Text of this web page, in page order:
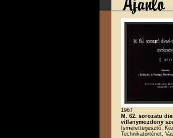
1967
M. 62. sorozatu
villanymozdony
Ismeretterjesztő,
Technikatörténet,